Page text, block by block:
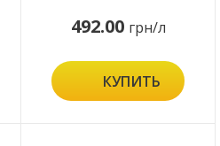
492.00 грн/л
КУПИТЬ